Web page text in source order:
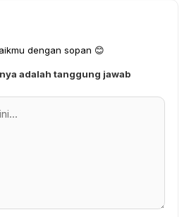
dengan sopan 😊
adalah tanggung jawab